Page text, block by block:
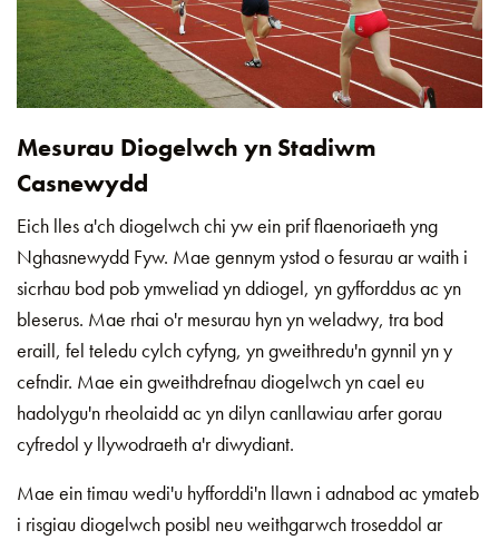
Mesurau Diogelwch yn Stadiwm
Casnewydd
Eich lles a'ch diogelwch chi yw ein prif flaenoriaeth yng
Nghasnewydd Fyw. Mae gennym ystod o fesurau ar waith i
sicrhau bod pob ymweliad yn ddiogel, yn gyfforddus ac yn
bleserus. Mae rhai o'r mesurau hyn yn weladwy, tra bod
eraill, fel teledu cylch cyfyng, yn gweithredu'n gynnil yn y
cefndir. Mae ein gweithdrefnau diogelwch yn cael eu
hadolygu'n rheolaidd ac yn dilyn canllawiau arfer gorau
cyfredol y llywodraeth a'r diwydiant.
Mae ein timau wedi'u hyfforddi'n llawn i adnabod ac ymateb
i risgiau diogelwch posibl neu weithgarwch troseddol ar